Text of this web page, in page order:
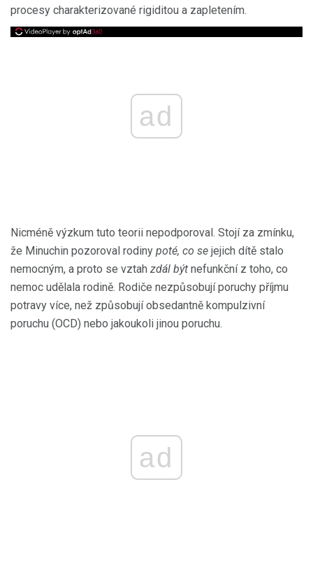
procesy charakterizované rigiditou a zapletením.
ad
Nicméně výzkum tuto teorii nepodporoval. Stojí za zmínku,
že Minuchin pozoroval rodiny poté, co se jejich dítě stalo
nemocným, a proto se vztah zdál být nefunkční z toho, co
nemoc udělala rodině. Rodiče nezpůsobují poruchy příjmu
potravy více, než způsobují obsedantně kompulzivní
poruchu (OCD) nebo jakoukoli jinou poruchu.
ad